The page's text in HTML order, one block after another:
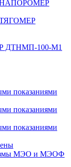
ДТНМП-100-М1
показаниями
показаниями
показаниями
МЭО и МЭОФ